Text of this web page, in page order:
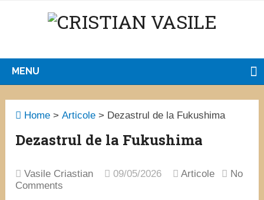
MENU
Home >Articole > Dezastrul de la Fukushima
Dezastrul de la Fukushima
Vasile Criastian 09/05/2026 Articole
No
Comments